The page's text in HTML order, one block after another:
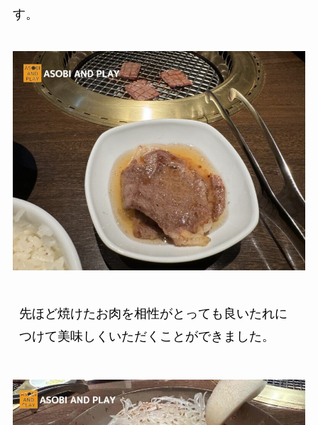
す。
先ほど焼けたお肉を相性がとっても良いたれに
つけて美味しくいただくことができました。